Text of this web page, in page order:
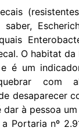
O habitat
é um
com
desaparecer
à pessoa
Portaria nº